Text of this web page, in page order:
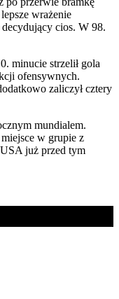
wrażenie
cios. W 98.
minucie strzelił gola
ofensywnych.
zaliczył cztery
mundialem.
w grupie z
już przed tym